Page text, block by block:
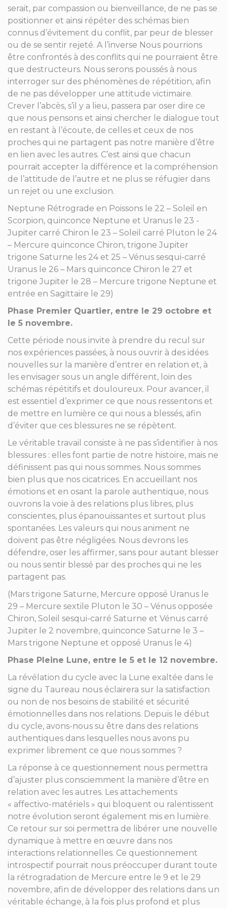
serait, par compassion ou bienveillance, de ne pas se
positionner et ainsi répéter des schémas bien
connus d’évitement du conflit, par peur de blesser
ou de se sentir rejeté. A l’inverse Nous pourrions
être confrontés à des conflits qui ne pourraient être
que destructeurs. Nous serons poussés à nous
interroger sur des phénomènes de répétition, afin
de ne pas développer une attitude victimaire.
Crever l’abcès, s’il y a lieu, passera par oser dire ce
que nous pensons et ainsi chercher le dialogue tout
en restant à l’écoute, de celles et ceux de nos
proches qui ne partagent pas notre manière d’être
en lien avec les autres. C’est ainsi que chacun
pourrait accepter la différence et la compréhension
de l’attitude de l’autre et ne plus se réfugier dans
un rejet ou une exclusion.
Neptune Rétrograde en Poissons le 22 – Soleil en
Scorpion, quinconce Neptune et Uranus le 23 -
Jupiter carré Chiron le 23 – Soleil carré Pluton le 24
– Mercure quinconce Chiron, trigone Jupiter
trigone Saturne les 24 et 25 – Vénus sesqui-carré
Uranus le 26 – Mars quinconce Chiron le 27 et
trigone Jupiter le 28 – Mercure trigone Neptune et
entrée en Sagittaire le 29)
Phase Premier Quartier, entre le 29 octobre et
le 5 novembre.
Cette période nous invite à prendre du recul sur
nos expériences passées, à nous ouvrir à des idées
nouvelles sur la manière d’entrer en relation et, à
les envisager sous un angle différent, loin des
schémas répétitifs et douloureux. Pour avancer, il
est essentiel d’exprimer ce que nous ressentons et
de mettre en lumière ce qui nous a blessés, afin
d’éviter que ces blessures ne se répètent.
Le véritable travail consiste à ne pas s’identifier à nos
blessures : elles font partie de notre histoire, mais ne
définissent pas qui nous sommes. Nous sommes
bien plus que nos cicatrices. En accueillant nos
émotions et en osant la parole authentique, nous
ouvrons la voie à des relations plus libres, plus
conscientes, plus épanouissantes et surtout plus
spontanées. Les valeurs qui nous animent ne
doivent pas être négligées. Nous devrons les
défendre, oser les affirmer, sans pour autant blesser
ou nous sentir blessé par des proches qui ne les
partagent pas.
(Mars trigone Saturne, Mercure opposé Uranus le
29 – Mercure sextile Pluton le 30 – Vénus opposée
Chiron, Soleil sesqui-carré Saturne et Vénus carré
Jupiter le 2 novembre, quinconce Saturne le 3 –
Mars trigone Neptune et opposé Uranus le 4)
Phase Pleine Lune, entre le 5 et le 12 novembre.
La révélation du cycle avec la Lune exaltée dans le
signe du Taureau nous éclairera sur la satisfaction
ou non de nos besoins de stabilité et sécurité
émotionnelles dans nos relations. Depuis le début
du cycle, avons-nous su être dans des relations
authentiques dans lesquelles nous avons pu
exprimer librement ce que nous sommes ?
La réponse à ce questionnement nous permettra
d’ajuster plus consciemment la manière d’être en
relation avec les autres. Les attachements
« affectivo-matériels » qui bloquent ou ralentissent
notre évolution seront également mis en lumière.
Ce retour sur soi permettra de libérer une nouvelle
dynamique à mettre en œuvre dans nos
interactions relationnelles. Ce questionnement
introspectif pourrait nous préoccuper durant toute
la rétrogradation de Mercure entre le 9 et le 29
novembre, afin de développer des relations dans un
véritable échange, à la fois plus profond et plus